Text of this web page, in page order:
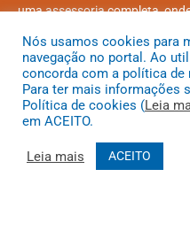
umaassessoriacompleta,
atendidas.
Conheça oPNTPe oRadar da
Todos os direitos
Nós usamos cookies para
navegação no portal. Ao
concorda com a política
Para ter mais informações
Política de cookies (Leia
em ACEITO.
Leia mais ACEITO